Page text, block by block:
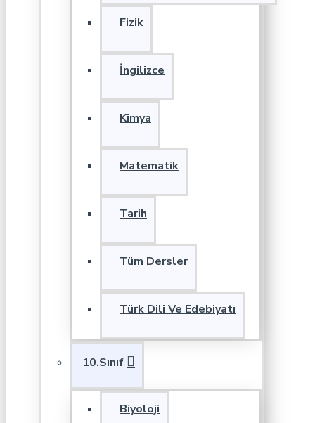
Fizik
İngilizce
Kimya
Matematik
Tarih
Tüm Dersler
Türk Dili Ve Edebiyatı
10.Sınıf
Biyoloji